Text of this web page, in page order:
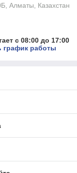
Алматы, Казахстан
с 08:00 до 17:00
график работы